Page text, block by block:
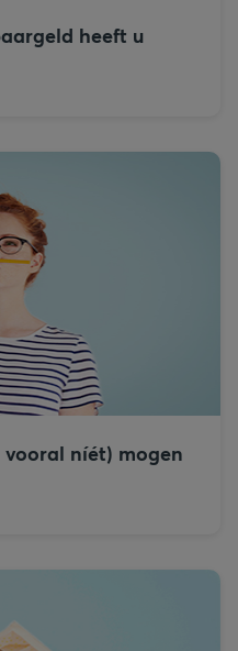
heeft u
níét) mogen